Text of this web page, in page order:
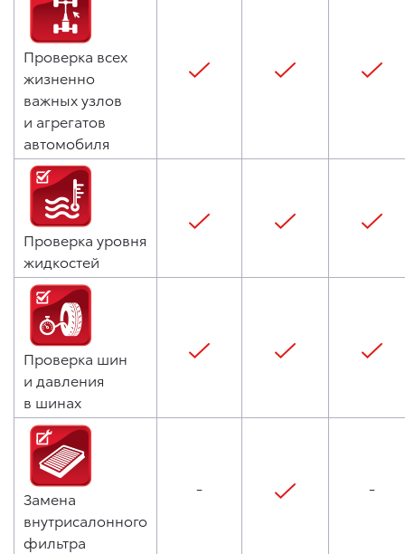
Проверка всех
жизненно
важных узлов
и агрегатов
автомобиля
Проверка уровня
жидкостей
Проверка шин
и давления
в шинах
Замена
внутрисалонного
фильтра
- -